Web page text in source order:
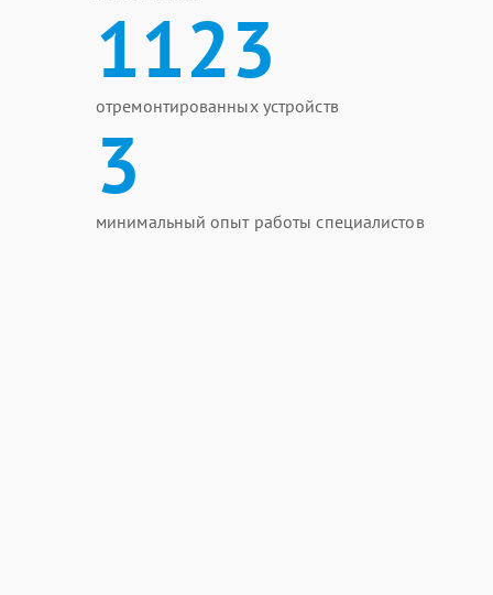
1123
отремонтированных устройств
3
минимальный опыт работы специалистов